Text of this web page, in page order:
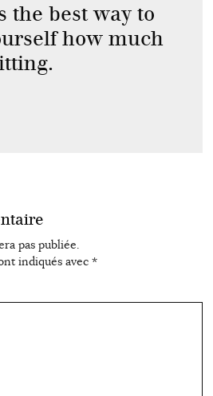
the best way to
how much
pas publiée.
indiqués avec *